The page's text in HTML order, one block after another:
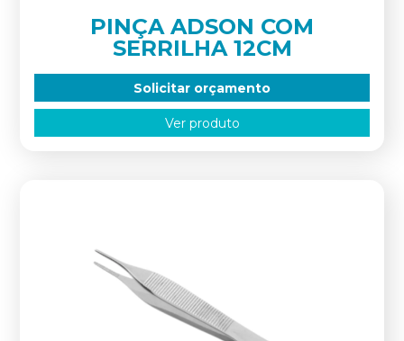
PINÇA ADSON COM
SERRILHA 12CM
Solicitar orçamento
Ver produto